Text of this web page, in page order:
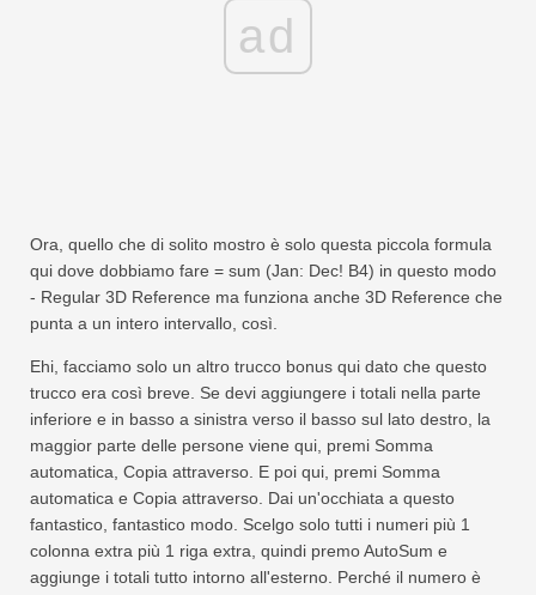
ad
Ora, quello che di solito mostro è solo questa piccola formula
qui dove dobbiamo fare = sum (Jan: Dec! B4) in questo modo
- Regular 3D Reference ma funziona anche 3D Reference che
punta a un intero intervallo, così.
Ehi, facciamo solo un altro trucco bonus qui dato che questo
trucco era così breve. Se devi aggiungere i totali nella parte
inferiore e in basso a sinistra verso il basso sul lato destro, la
maggior parte delle persone viene qui, premi Somma
automatica, Copia attraverso. E poi qui, premi Somma
automatica e Copia attraverso. Dai un'occhiata a questo
fantastico, fantastico modo. Scelgo solo tutti i numeri più 1
colonna extra più 1 riga extra, quindi premo AutoSum e
aggiunge i totali tutto intorno all'esterno. Perché il numero è